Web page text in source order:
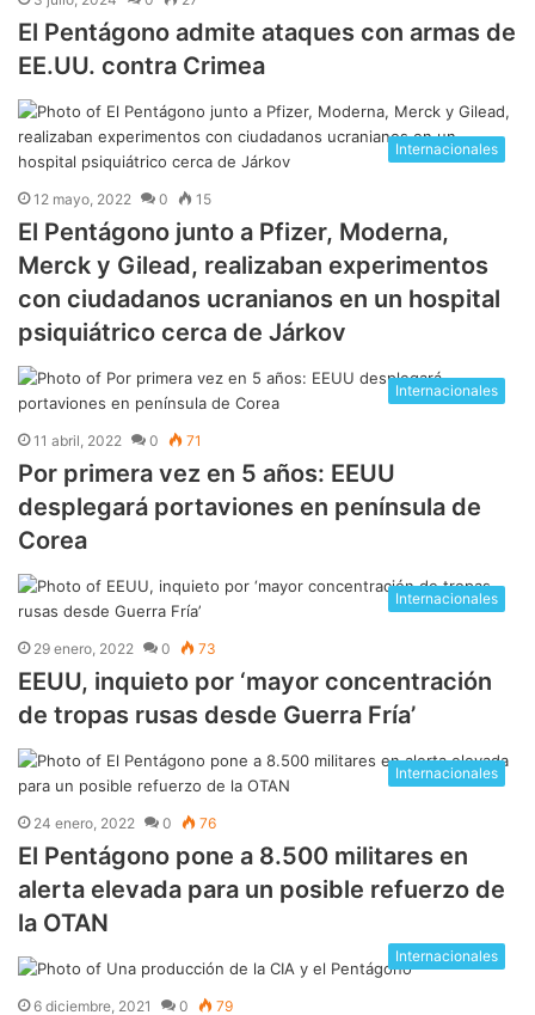
El Pentágono admite ataques con armas de
EE.UU. contra Crimea
Internacionales
12 mayo, 2022 0 15
El Pentágono junto a Pfizer, Moderna,
Merck y Gilead, realizaban experimentos
con ciudadanos ucranianos en un hospital
psiquiátrico cerca de Járkov
Internacionales
11 abril, 2022 0 71
Por primera vez en 5 años: EEUU
desplegará portaviones en península de
Corea
Internacionales
29 enero, 2022 0 73
EEUU, inquieto por ‘mayor concentración
de tropas rusas desde Guerra Fría’
Internacionales
24 enero, 2022 0 76
El Pentágono pone a 8.500 militares en
alerta elevada para un posible refuerzo de
la OTAN
Internacionales
6 diciembre, 2021 0 79